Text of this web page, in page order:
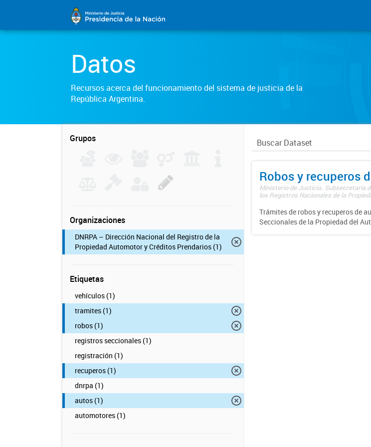
Datos
Recursos acerca del funcionamiento del sistema de justicia de la
República Argentina.
Grupos
Organizaciones
DNRPA – Dirección Nacional del Registro de la
Propiedad Automotor y Créditos Prendarios (1)
Etiquetas
vehículos (1)
tramites (1)
robos (1)
registros seccionales (1)
registración (1)
recuperos (1)
dnrpa (1)
autos (1)
automotores (1)
Robos y recuperos
Ministerio de Justicia. Subsecretaría
los Registros Nacionales de la
Trámites de robos y recuperos de
Seccionales de la Propiedad del